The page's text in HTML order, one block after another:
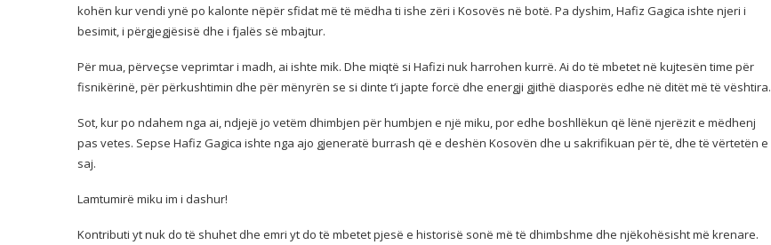
kohën kur vendi ynë po kalonte nëpër sfidat më të mëdha ti ishe zëri i Kosovës në botë. Pa dyshim, Hafiz Gagica ishte njeri i
besimit, i përgjegjësisë dhe i fjalës së mbajtur.
Për mua, përveçse veprimtar i madh, ai ishte mik. Dhe miqtë si Hafizi nuk harrohen kurrë. Ai do të mbetet në kujtesën time për
fisnikërinë, për përkushtimin dhe për mënyrën se si dinte t’i japte forcë dhe energji gjithë diasporës edhe në ditët më të vështira.
Sot, kur po ndahem nga ai, ndjejë jo vetëm dhimbjen për humbjen e një miku, por edhe boshllëkun që lënë njerëzit e mëdhenj
pas vetes. Sepse Hafiz Gagica ishte nga ajo gjeneratë burrash që e deshën Kosovën dhe u sakrifikuan për të, dhe të vërtetën e
saj.
Lamtumirë miku im i dashur!
Kontributi yt nuk do të shuhet dhe emri yt do të mbetet pjesë e historisë sonë më të dhimbshme dhe njëkohësisht më krenare.